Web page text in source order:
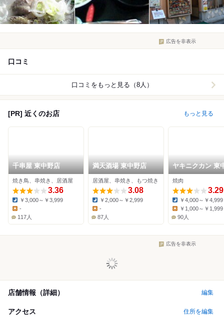
広告を非表示
口コミ
口コミをもっと見る（8人）
[PR] 近くのお店 もっと見る
千串屋 東中野店
焼き鳥、串焼き、居酒屋
3.36
Dinner:
￥3,000～￥3,999
-
117人
満天酒場 東中野店
居酒屋、串焼き、もつ焼き
3.08
Dinner:
￥2,000～￥2,999
Lunch:
-
87人
ヤキニクカン 東
店
焼肉
3.29
Dinner:
￥4,000～￥4,999
Lunch:
￥1,000～￥1,999
90人
広告を非表示
店舗情報（詳細） 編集
アクセス 住所を編集